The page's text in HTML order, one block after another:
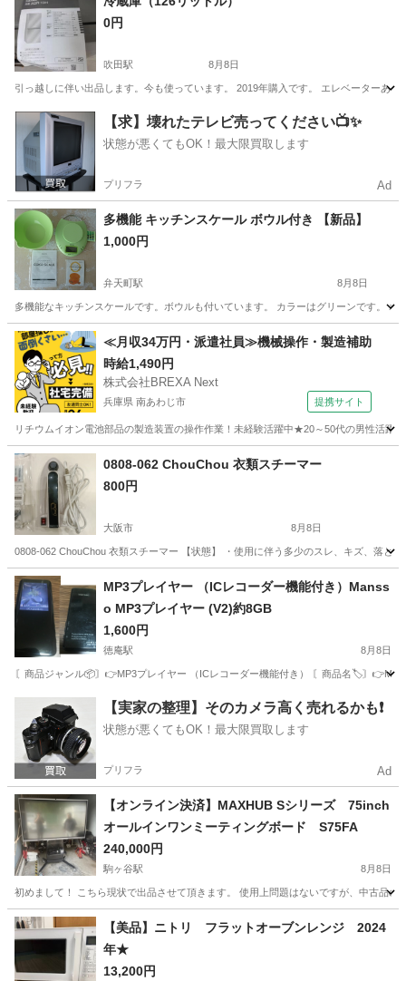
0円
吹田駅 8月8日
引っ越しに伴い出品します。今も使っています。 2019年購入です。 エレベーターあ
大阪 吹田市 吹田駅 キッチン家電 アサヒビール
【求】壊れたテレビ売ってください📺✨
状態が悪くてもOK！最大限買取します
プリフラ Ad
多機能 キッチンスケール ボウル付き 【新品】
1,000円
弁天町駅 8月8日
多機能なキッチンスケールです。ボウルも付いています。 カラーはグリーンです。
大阪 大阪市 弁天町駅 キッチン家電 キッチンスケール
≪月収34万円・派遣社員≫機械操作・製造補助
時給1,490円
株式会社BREXA Next
兵庫県 南あわじ市 提携サイト
リチウムイオン電池部品の製造装置の操作作業！未経験活躍中★20～50代の男性活
兵庫 南あわじ市0808-062 ChouChou 衣類スチーマー
800円
大阪市 8月8日
0808-062 ChouChou 衣類スチーマー 【状態】 ・使用に伴う多少のスレ、キズ、落
大阪 生活家電 スチーマー
MP3プレイヤー （ICレコーダー機能付き）Manss
o MP3プレイヤー (V2)約8GB
1,600円
徳庵駅 8月8日
〘商品ジャンル📦️〙👉️MP3プレイヤー （ICレコーダー機能付き） 〘商品名🏷️〙
徳庵駅 ポータブルプレーヤー
MP3プレイヤー
【実家の整理】そのカメラ高く売れるかも❗️
状態が悪くてもOK！最大限買取します
プリフラ Ad
【オンライン決済】MAXHUB Sシリーズ 75inch
オールインワンミーティングボード S75FA
240,000円
駒ヶ谷駅 8月8日
初めまして！ こちら現状で出品させて頂きます。 使用上問題はないですが、中古品
大阪 羽曳野市 駒ヶ谷駅 テレビ
【美品】ニトリ フラットオーブンレンジ 2024
年★
13,200円